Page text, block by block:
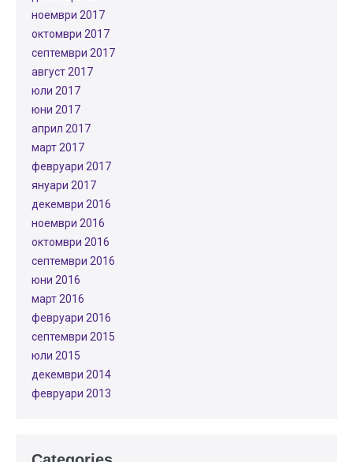
ноември 2017
октомври 2017
септември 2017
август 2017
юли 2017
юни 2017
април 2017
март 2017
февруари 2017
януари 2017
декември 2016
ноември 2016
октомври 2016
септември 2016
юни 2016
март 2016
февруари 2016
септември 2015
юли 2015
декември 2014
февруари 2013